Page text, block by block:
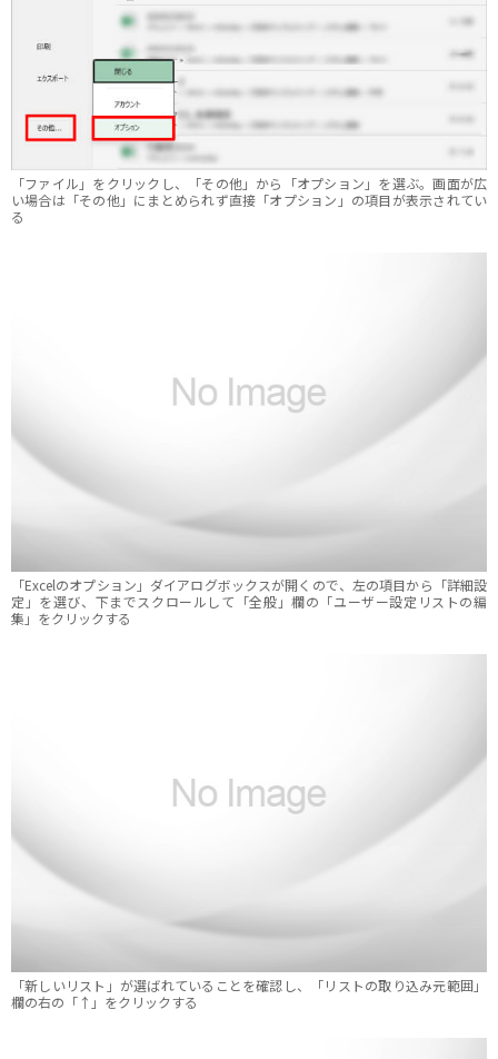
「ファイル」をクリックし、「その他」から「オプション」を選ぶ。画面が広
い場合は「その他」にまとめられず直接「オプション」の項目が表示されてい
る
「Excelのオプション」ダイアログボックスが開くので、左の項目から「詳細設
定」を選び、下までスクロールして「全般」欄の「ユーザー設定リストの編
集」をクリックする
「新しいリスト」が選ばれていることを確認し、「リストの取り込み元範囲」
欄の右の「↑」をクリックする